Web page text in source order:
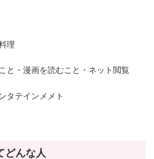
理
と・漫画を読むこと・ネット閲覧
タテインメメト
どんな人